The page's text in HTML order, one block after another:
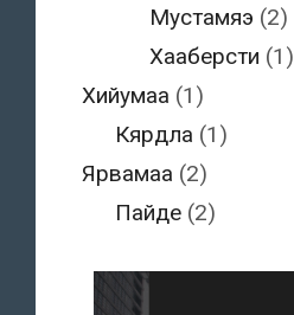
Мустамяэ (2)
Хааберсти (1)
Хийумаа (1)
Кярдла (1)
Ярвамаа (2)
Пайде (2)